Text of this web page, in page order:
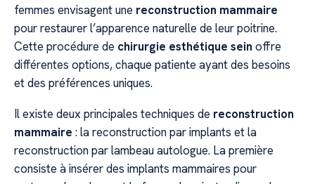
femmes envisagent une reconstruction mammaire
pour restaurer l’apparence naturelle de leur poitrine.
Cette procédure de chirurgie esthétique sein offre
différentes options, chaque patiente ayant des besoins
et des préférences uniques.
Il existe deux principales techniques de reconstruction
mammaire : la reconstruction par implants et la
reconstruction par lambeau autologue. La première
consiste à insérer des implants mammaires pour